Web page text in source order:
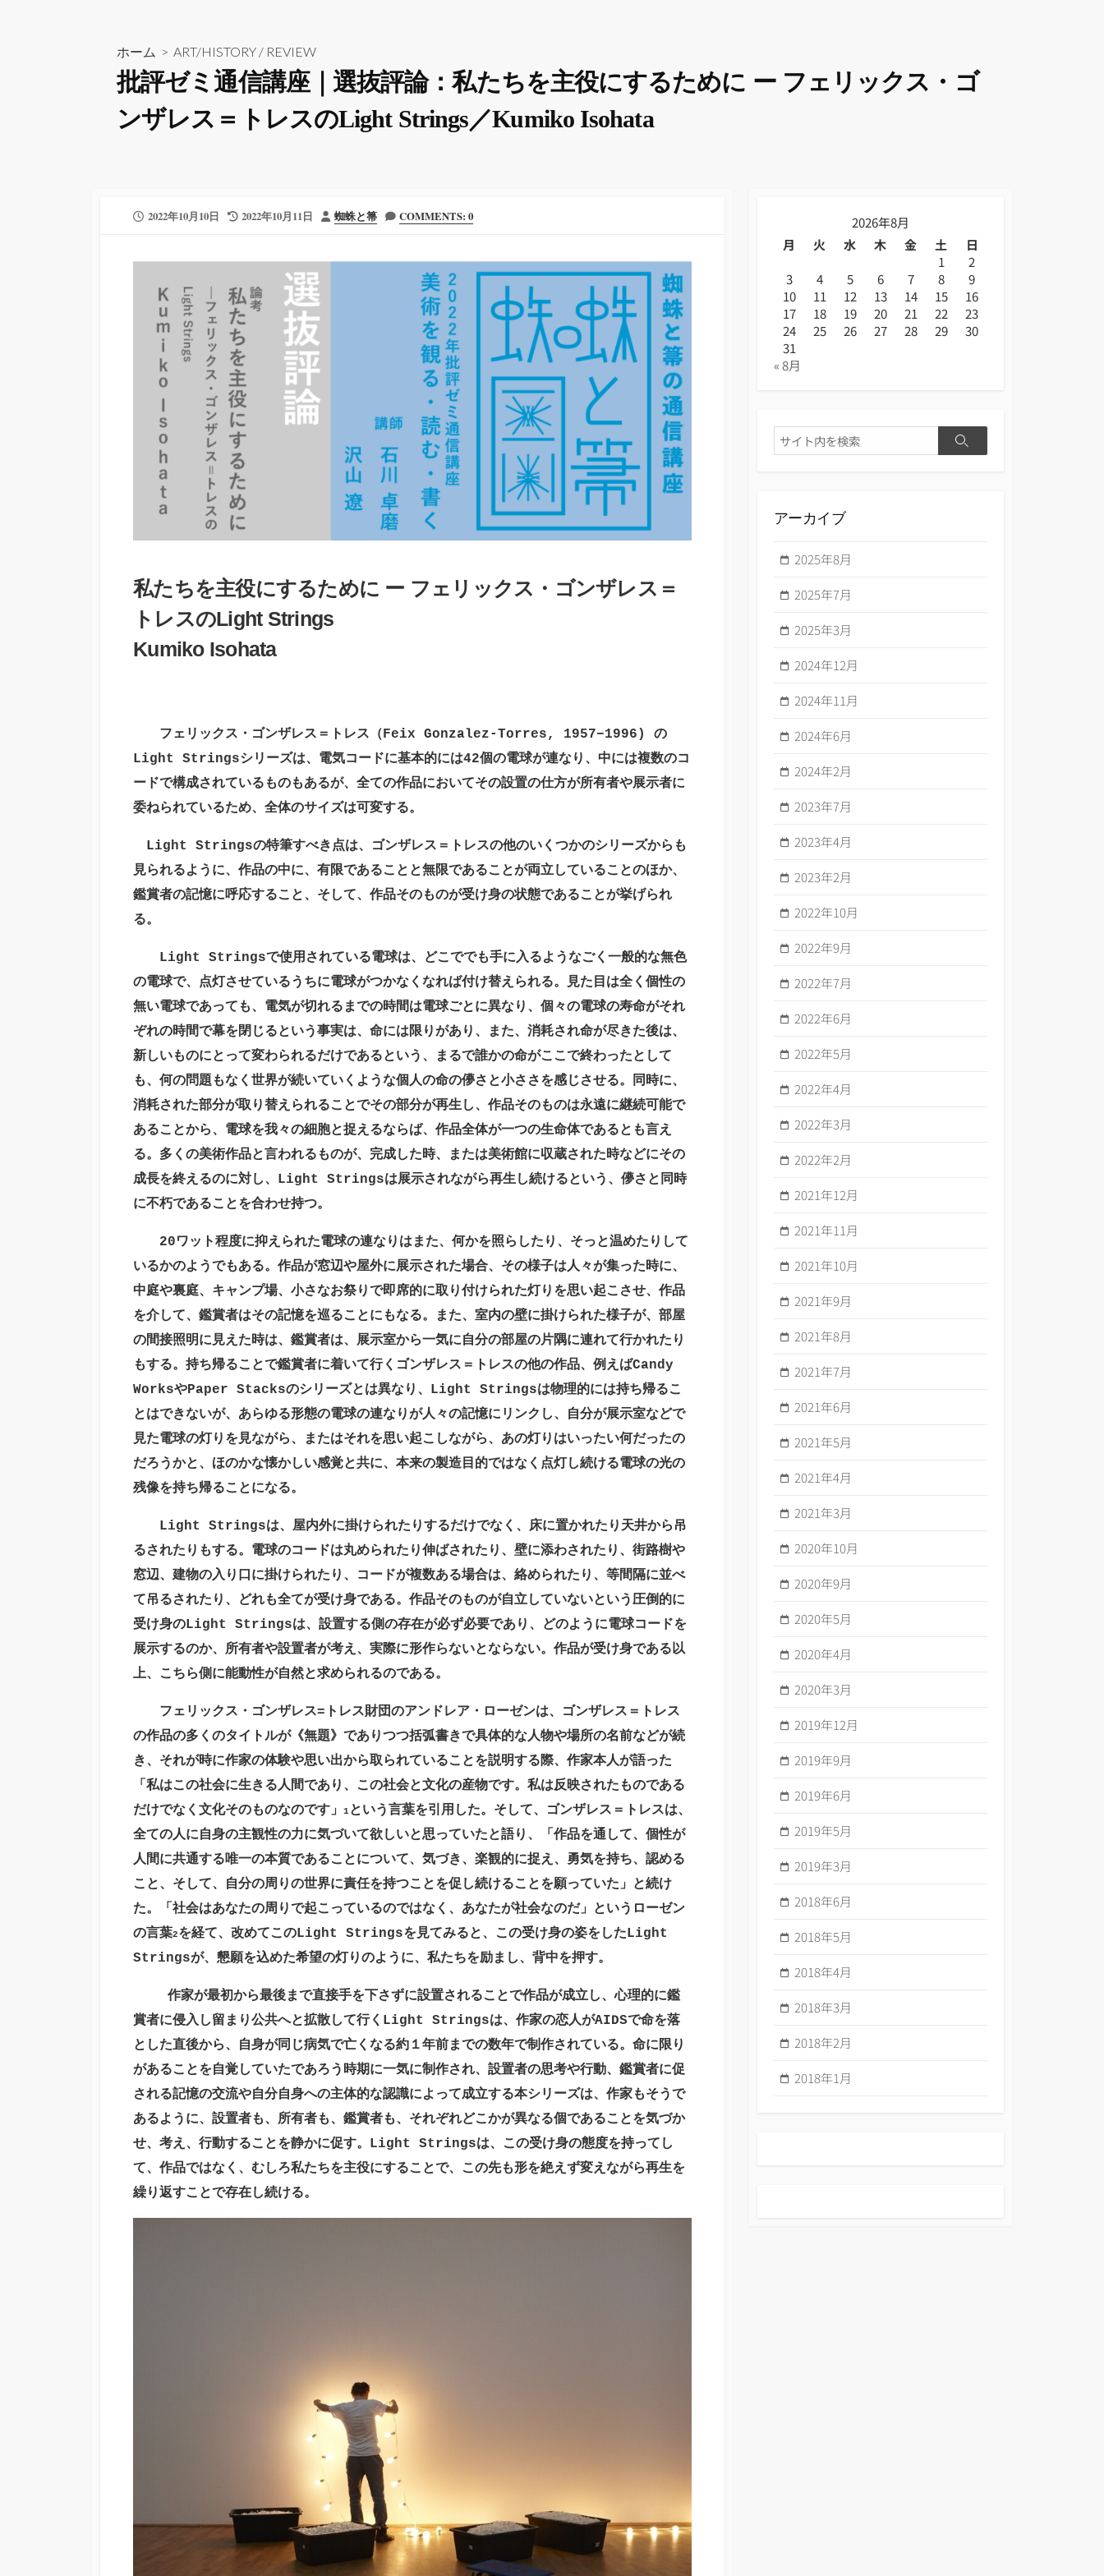
ホーム > ART/HISTORY / REVIEW
批評ゼミ通信講座｜選抜評論：私たちを主役にするために ー フェリックス・ゴ
ンザレス＝トレスのLight Strings／Kumiko Isohata
公
2022年10月10日
最
新
2022年10月11日
投
蜘蛛と箒 COMMENTS: 0
私たちを主役にするために ー フェリックス・ゴンザレス＝
トレスのLight Strings
Kumiko Isohata
フェリックス・ゴンザレス＝トレス（Feix Gonzalez-Torres, 1957−1996) の
Light Stringsシリーズは、電気コードに基本的には42個の電球が連なり、中には複数のコ
ードで構成されているものもあるが、全ての作品においてその設置の仕方が所有者や展示者に
委ねられているため、全体のサイズは可変する。
Light Stringsの特筆すべき点は、ゴンザレス＝トレスの他のいくつかのシリーズからも
見られるように、作品の中に、有限であることと無限であることが両立していることのほか、
鑑賞者の記憶に呼応すること、そして、作品そのものが受け身の状態であることが挙げられ
る。
Light Stringsで使用されている電球は、どこででも手に入るようなごく一般的な無色
の電球で、点灯させているうちに電球がつかなくなれば付け替えられる。見た目は全く個性の
無い電球であっても、電気が切れるまでの時間は電球ごとに異なり、個々の電球の寿命がそれ
ぞれの時間で幕を閉じるという事実は、命には限りがあり、また、消耗され命が尽きた後は、
新しいものにとって変わられるだけであるという、まるで誰かの命がここで終わったとして
も、何の問題もなく世界が続いていくような個人の命の儚さと小ささを感じさせる。同時に、
消耗された部分が取り替えられることでその部分が再生し、作品そのものは永遠に継続可能で
あることから、電球を我々の細胞と捉えるならば、作品全体が一つの生命体であるとも言え
る。多くの美術作品と言われるものが、完成した時、または美術館に収蔵された時などにその
成長を終えるのに対し、 Light Stringsは展示されながら再生し続けるという、儚さと同時
に不朽であることを合わせ持つ。
20ワット程度に抑えられた電球の連なりはまた、何かを照らしたり、そっと温めたりして
いるかのようでもある。作品が窓辺や屋外に展示された場合、その様子は人々が集った時に、
中庭や裏庭、キャンプ場、小さなお祭りで即席的に取り付けられた灯りを思い起こさせ、作品
を介して、鑑賞者はその記憶を巡ることにもなる。また、室内の壁に掛けられた様子が、部屋
の間接照明に見えた時は、鑑賞者は、展示室から一気に自分の部屋の片隅に連れて行かれたり
もする。持ち帰ることで鑑賞者に着いて行くゴンザレス＝トレスの他の作品、例えばCandy
WorksやPaper Stacksのシリーズとは異なり、 Light Stringsは物理的には持ち帰るこ
とはできないが、あらゆる形態の電球の連なりが人々の記憶にリンクし、自分が展示室などで
見た電球の灯りを見ながら、またはそれを思い起こしながら、あの灯りはいったい何だったの
だろうかと、ほのかな懐かしい感覚と共に、本来の製造目的ではなく点灯し続ける電球の光の
残像を持ち帰ることになる。
Light Stringsは、屋内外に掛けられたりするだけでなく、床に置かれたり天井から吊
るされたりもする。電球のコードは丸められたり伸ばされたり、壁に添わされたり、街路樹や
窓辺、建物の入り口に掛けられたり、コードが複数ある場合は、絡められたり、等間隔に並べ
て吊るされたり、どれも全てが受け身である。作品そのものが自立していないという圧倒的に
受け身のLight Stringsは、設置する側の存在が必ず必要であり、どのように電球コードを
展示するのか、所有者や設置者が考え、実際に形作らないとならない。作品が受け身である以
上、こちら側に能動性が自然と求められるのである。
フェリックス・ゴンザレス= トレス財団のアンドレア・ローゼンは、ゴンザレス＝トレス
の作品の多くのタイトルが《無題》でありつつ括弧書きで具体的な人物や場所の名前などが続
き、それが時に作家の体験や思い出から取られていることを説明する際、作家本人が語った
「私はこの社会に生きる人間であり、この社会と文化の産物です。私は反映されたものである
だけでなく文化そのものなのです」
1という言葉を引用した。そして、ゴンザレス＝トレスは、
全ての人に自身の主観性の力に気づいて欲しいと思っていたと語り、「作品を通して、個性が
人間に共通する唯一の本質であることについて、気づき、楽観的に捉え、勇気を持ち、認める
こと、そして、自分の周りの世界に責任を持つことを促し続けることを願っていた」と続け
た。「社会はあなたの周りで起こっているのではなく、あなたが社会なのだ」というローゼン
の言葉2を経て、改めてこのLight Stringsを見てみると、この受け身の姿をしたLight
Stringsが、懇願を込めた希望の灯りのように、私たちを励まし、背中を押す。
作家が最初から最後まで直接手を下さずに設置されることで作品が成立し、心理的に鑑
賞者に侵入し留まり公共へと拡散して行く Light Stringsは、作家の恋人がAIDSで命を落
とした直後から、自身が同じ病気で亡くなる約１年前までの数年で制作されている。命に限り
があることを自覚していたであろう時期に一気に制作され、設置者の思考や行動、鑑賞者に促
される記憶の交流や自分自身への主体的な認識によって成立する本シリーズは、作家もそうで
あるように、設置者も、所有者も、鑑賞者も、それぞれどこかが異なる個であることを気づか
せ、考え、行動することを静かに促す。 Light Stringsは、この受け身の態度を持ってし
て、作品ではなく、むしろ私たちを主役にすることで、この先も形を絶えず変えながら再生を
繰り返すことで存在し続ける。
2026年8月
月
火 水 木 金 土
日
1
2
3
4 5 6 7 8
9
10
11 12 13 14 15
16
17
18 19 20 21 22
23
24
25 26 27 28 29
30
31
« 8月
検
索
検
アーカイブ
2025年8月
2025年7月
2025年3月
2024年12月
2024年11月
2024年6月
2024年2月
2023年7月
2023年4月
2023年2月
2022年10月
2022年9月
2022年7月
2022年6月
2022年5月
2022年4月
2022年3月
2022年2月
2021年12月
2021年11月
2021年10月
2021年9月
2021年8月
2021年7月
2021年6月
2021年5月
2021年4月
2021年3月
2020年10月
2020年9月
2020年5月
2020年4月
2020年3月
2019年12月
2019年9月
2019年6月
2019年5月
2019年3月
2018年6月
2018年5月
2018年4月
2018年3月
2018年2月
2018年1月